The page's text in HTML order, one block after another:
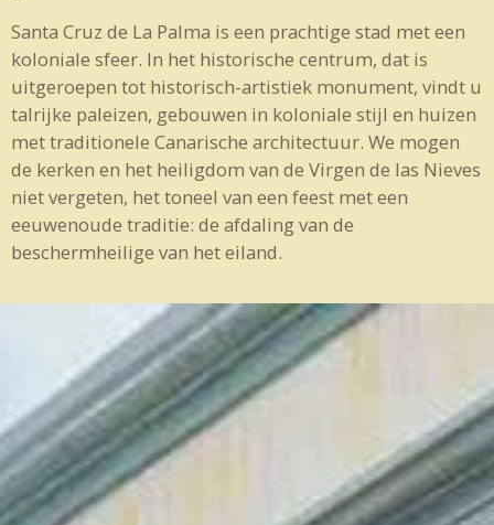
Santa Cruz de La Palma is een prachtige stad met een
koloniale sfeer. In het historische centrum, dat is
uitgeroepen tot historisch-artistiek monument, vindt u
talrijke paleizen, gebouwen in koloniale stijl en huizen
met traditionele Canarische architectuur. We mogen
de kerken en het heiligdom van de Virgen de las Nieves
niet vergeten, het toneel van een feest met een
eeuwenoude traditie: de afdaling van de
beschermheilige van het eiland.